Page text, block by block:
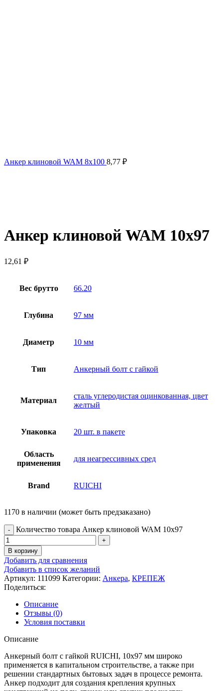
Анкер клиновой WAM 8х100 8,77 ₽
Анкер клиновой WAM 10х97
12,61 ₽
Вес брутто 66.20
Глубина 97 мм
Диаметр 10 мм
Тип Анкерный болт с гайкой
Материал
сталь углеродистая оцинкованная, цвет
желтый
Упаковка 20 шт. в пакете
Область
применения
для неагрессивных сред
Brand RUICHI
1170 в наличии (может быть предзаказано)
Количество товара Анкер клиновой WAM 10х97
В корзину
Добавить для сравнения
Добавить в список желаний
Артикул: 111099 Категории: Анкера, КРЕПЕЖ
Поделиться:
Описание
Отзывы (0)
Условия поставки
Описание
Анкерный болт с гайкой RUICHI, 10х97 мм широко
применяется в капитальном строительстве, а также при
решении стандартных бытовых задач в процессе ремонта.
Анкер подходит для создания крепления крупных